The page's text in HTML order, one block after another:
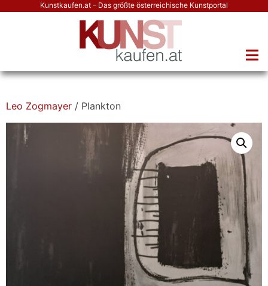
Kunstkaufen.at – Das größte österreichische Kunstportal
Leo Zogmayer / Plankton